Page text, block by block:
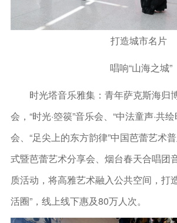
打造城市名片
唱响“山海之城”
时光塔音乐雅集：青年萨克斯海归
会，“时光·箜篌”音乐会、“中法童声·共
会、“足尖上的东方韵律”中国芭蕾艺术
式暨芭蕾艺术分享会、烟台春天合唱团
质活动，将高雅艺术融入公共空间，打
活圈”，线上线下惠及80万人次。